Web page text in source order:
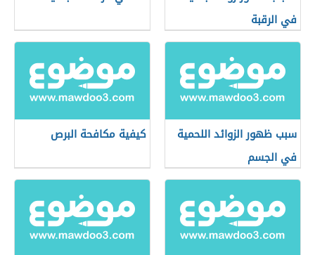
في الرقبة
سبب ظهور الزوائد اللحمية
في الجسم
كيفية مكافحة البرص